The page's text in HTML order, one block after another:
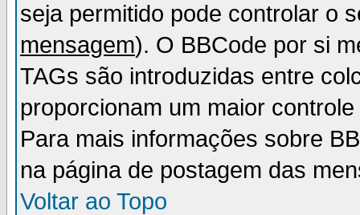
seja permitido pode controlar o
mensagem). O BBCode por si
TAGs são introduzidas entre
proporcionam um maior
Para mais informações sobre
na página de postagem das
Voltar ao Topo